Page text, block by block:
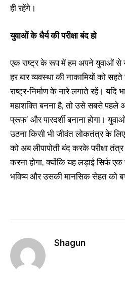
ही रहेंगे।
युवाओं के धैर्य की परीक्षा बंद हो
एक राष्ट्र के रूप में हम अपने युवाओं से
हर बार व्यवस्था की नाकामियों को
राष्ट्र-निर्माण के नारे लगाते रहें। यदि
महाशक्ति बनना है, तो उसे सबसे पहले
प्रूफ’ और पारदर्शी बनाना होगा।
उठना किसी भी जीवंत लोकतंत्र के
को अब लीपापोती बंद करके परीक्षा
करना होगा, क्योंकि यह लड़ाई सिर्फ
भविष्य और उसकी मानसिक सेहत को
Shagun